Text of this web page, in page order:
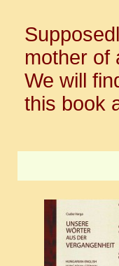
mother of
We will
this book